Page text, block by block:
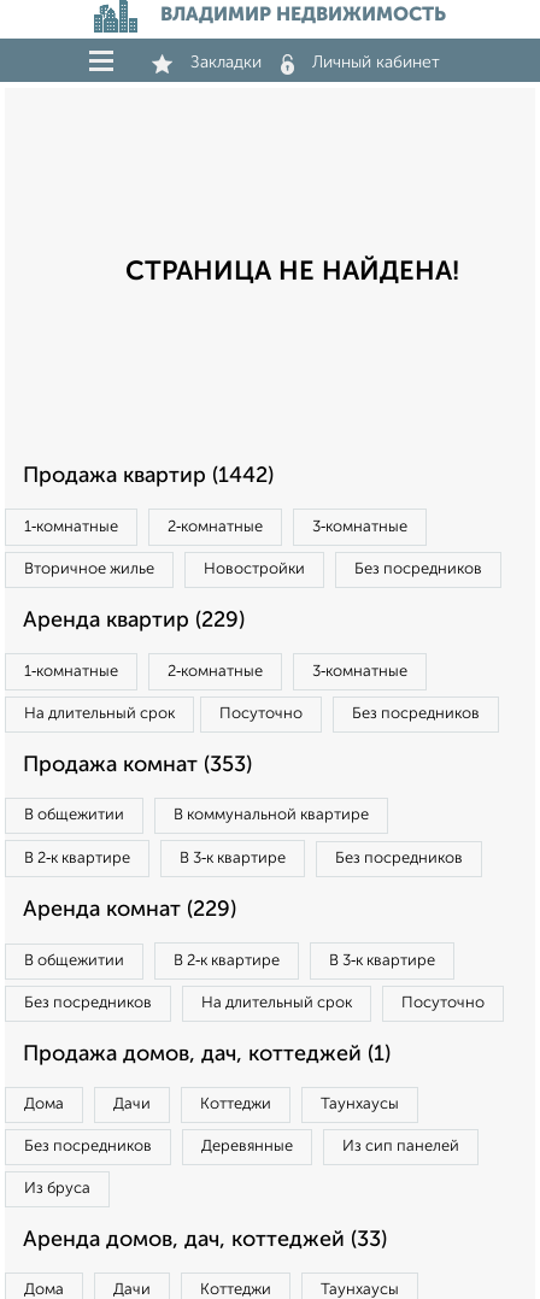
ВЛАДИМИР НЕДВИЖИМОСТЬ
Закладки Личный кабинет
СТРАНИЦА НЕ НАЙДЕНА!
Продажа квартир (1442)
1‑комнатные 2‑комнатные 3‑комнатные
Вторичное жилье Новостройки Без посредников
Аренда квартир (229)
1‑комнатные 2‑комнатные 3‑комнатные
На длительный срок Посуточно Без посредников
Продажа комнат (353)
В общежитии В коммунальной квартире
В 2‑к квартире В 3‑к квартире Без посредников
Аренда комнат (229)
В общежитии В 2‑к квартире В 3‑к квартире
Без посредников На длительный срок Посуточно
Продажа домов, дач, коттеджей (1)
Дома Дачи Коттеджи Таунхаусы
Без посредников Деревянные Из сип панелей
Из бруса
Аренда домов, дач, коттеджей (33)
Дома Дачи Коттеджи Таунхаусы